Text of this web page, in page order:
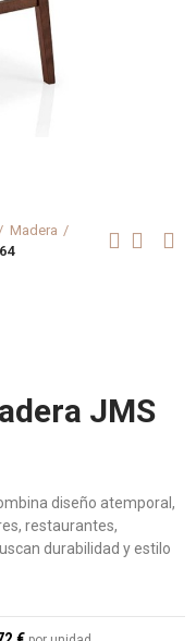
Madera
JMS
diseño atemporal,
restaurantes,
durabilidad y estilo